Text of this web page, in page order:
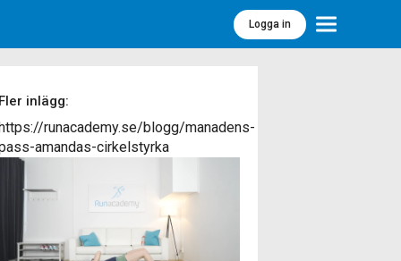
Logga in Meny
Fler inlägg:
runacademy.se/blogg/manadens-
amandas-cirkelstyrka